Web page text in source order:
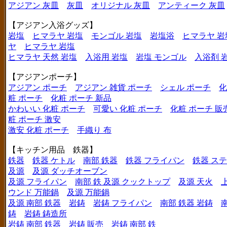
アジアン 灰皿 灰皿 オリジナル 灰皿 アンティーク 灰皿
【アジアン入浴グッズ】
岩塩
ヒマラヤ 岩塩 モンゴル 岩塩 岩塩浴
ヒマラヤ
ヤ
ヒマラヤ 岩塩
ヒマラヤ 天然 岩塩
入浴用 岩塩 岩塩 モンゴル 入浴剤
【アジアンポーチ】
アジアン ポーチ
アジアン 雑貨 ポーチ シェル ポーチ
粧 ポーチ
化粧 ポーチ 新品
かわいい 化粧 ポーチ
可愛い 化粧 ポーチ
化粧 ポーチ 販
粧 ポーチ 激安
激安 化粧 ポーチ
手織り 布
【キッチン用品 鉄器】
鉄器
鉄器 ケトル 南部 鉄器 鉄器 フライパン
鉄器 ス
及源
及源 ダッチオーブン
及源 フライパン
南部 鉄 及源 クックトップ 及源 天火
ウンド 万能鍋
及源 万能鍋
及源 南部 鉄器
岩鋳 岩鋳 フライパン 南部 鉄器 岩鋳
鋳
岩鋳 鋳造所
岩鋳 南部 鉄器
岩鋳 販売 岩鋳 南部 鉄